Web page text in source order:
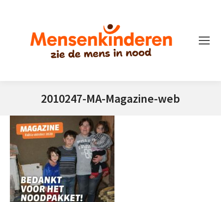
2010247-MA-Magazine-web